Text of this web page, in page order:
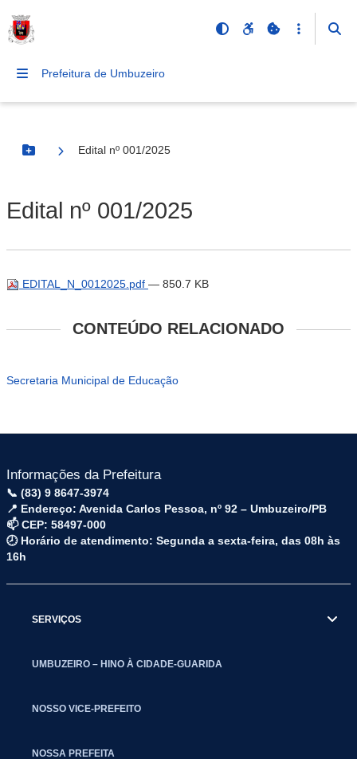
Prefeitura de Umbuzeiro
Botão Menu
Edital nº 001/2025
Edital nº 001/2025
EDITAL_N_0012025.pdf — 850.7 KB
CONTEÚDO RELACIONADO
Secretaria Municipal de Educação
Informações da Prefeitura
📞 (83) 9 8647-3974
📍 Endereço: Avenida Carlos Pessoa, nº 92 – Umbuzeiro/PB
📫 CEP: 58497-000
🕗 Horário de atendimento: Segunda a sexta-feira, das 08h às
16h
SERVIÇOS
UMBUZEIRO – HINO À CIDADE-GUARIDA
NOSSO VICE-PREFEITO
NOSSA PREFEITA